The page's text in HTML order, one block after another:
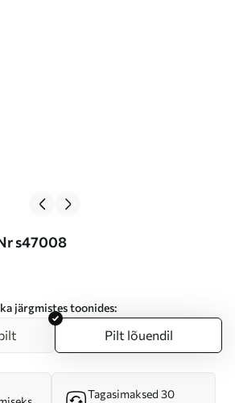
s47008
järgmistes toonides:
Pilt lõuendil
Tagasimaksed 30